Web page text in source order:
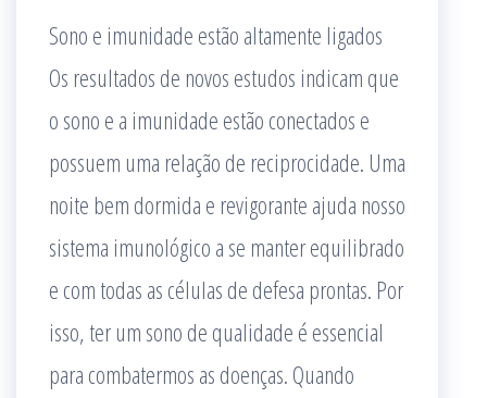
Sono e imunidade estão altamente ligados
Os resultados de novos estudos indicam que
o sono e a imunidade estão conectados e
possuem uma relação de reciprocidade. Uma
noite bem dormida e revigorante ajuda nosso
sistema imunológico a se manter equilibrado
e com todas as células de defesa prontas. Por
isso, ter um sono de qualidade é essencial
para combatermos as doenças. Quando